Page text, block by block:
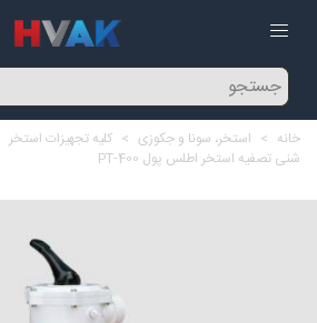
خانه > استخر، سونا و جکوزی > کلیه تجهیزات استخر
شنی تصفیه استخر اطلس پول PT-400